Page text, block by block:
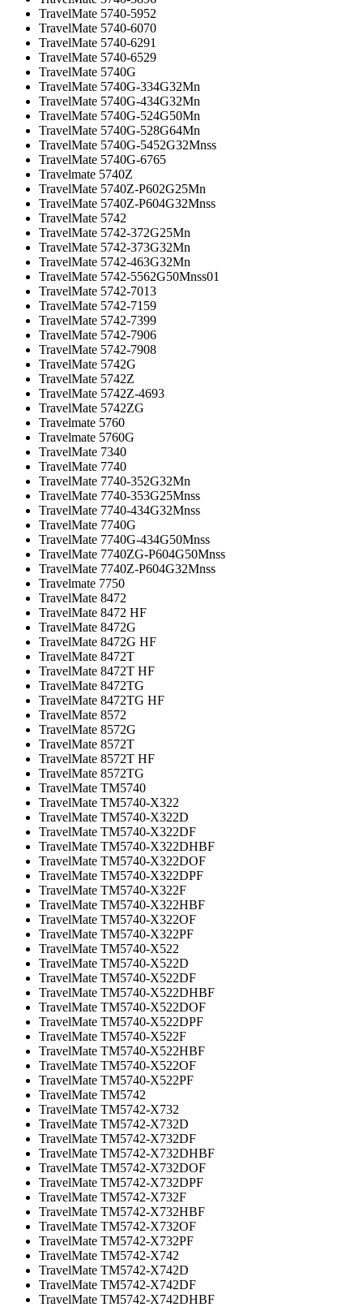
TravelMate 5740-5952
TravelMate 5740-6070
TravelMate 5740-6291
TravelMate 5740-6529
TravelMate 5740G
TravelMate 5740G-334G32Mn
TravelMate 5740G-434G32Mn
TravelMate 5740G-524G50Mn
TravelMate 5740G-528G64Mn
TravelMate 5740G-5452G32Mnss
TravelMate 5740G-6765
Travelmate 5740Z
TravelMate 5740Z-P602G25Mn
TravelMate 5740Z-P604G32Mnss
TravelMate 5742
TravelMate 5742-372G25Mn
TravelMate 5742-373G32Mn
TravelMate 5742-463G32Mn
TravelMate 5742-5562G50Mnss01
TravelMate 5742-7013
TravelMate 5742-7159
TravelMate 5742-7399
TravelMate 5742-7906
TravelMate 5742-7908
TravelMate 5742G
TravelMate 5742Z
TravelMate 5742Z-4693
TravelMate 5742ZG
Travelmate 5760
Travelmate 5760G
TravelMate 7340
TravelMate 7740
TravelMate 7740-352G32Mn
TravelMate 7740-353G25Mnss
TravelMate 7740-434G32Mnss
TravelMate 7740G
TravelMate 7740G-434G50Mnss
TravelMate 7740ZG-P604G50Mnss
TravelMate 7740Z-P604G32Mnss
Travelmate 7750
TravelMate 8472
TravelMate 8472 HF
TravelMate 8472G
TravelMate 8472G HF
TravelMate 8472T
TravelMate 8472T HF
TravelMate 8472TG
TravelMate 8472TG HF
TravelMate 8572
TravelMate 8572G
TravelMate 8572T
TravelMate 8572T HF
TravelMate 8572TG
TravelMate TM5740
TravelMate TM5740-X322
TravelMate TM5740-X322D
TravelMate TM5740-X322DF
TravelMate TM5740-X322DHBF
TravelMate TM5740-X322DOF
TravelMate TM5740-X322DPF
TravelMate TM5740-X322F
TravelMate TM5740-X322HBF
TravelMate TM5740-X322OF
TravelMate TM5740-X322PF
TravelMate TM5740-X522
TravelMate TM5740-X522D
TravelMate TM5740-X522DF
TravelMate TM5740-X522DHBF
TravelMate TM5740-X522DOF
TravelMate TM5740-X522DPF
TravelMate TM5740-X522F
TravelMate TM5740-X522HBF
TravelMate TM5740-X522OF
TravelMate TM5740-X522PF
TravelMate TM5742
TravelMate TM5742-X732
TravelMate TM5742-X732D
TravelMate TM5742-X732DF
TravelMate TM5742-X732DHBF
TravelMate TM5742-X732DOF
TravelMate TM5742-X732DPF
TravelMate TM5742-X732F
TravelMate TM5742-X732HBF
TravelMate TM5742-X732OF
TravelMate TM5742-X732PF
TravelMate TM5742-X742
TravelMate TM5742-X742D
TravelMate TM5742-X742DF
TravelMate TM5742-X742DHBF